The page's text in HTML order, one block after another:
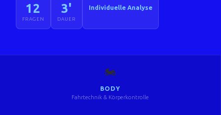
12
FRAGEN
3'
DAUER
Individuelle Analyse
🏍️
BODY
Fahrtechnik & Körperkontrolle